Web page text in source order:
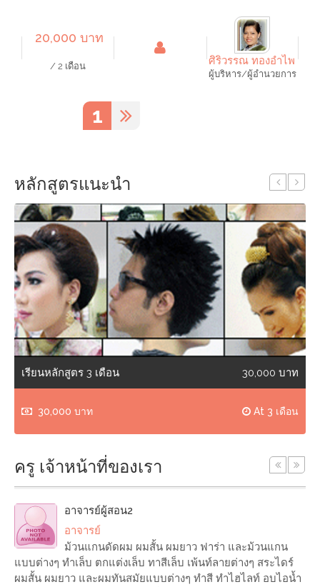
20,000 บาท
/ 2 เดือน ศิริวรรณ ทองอำไพ
ผู้บริหาร/ผู้อำนวยการ
1
หลักสูตรแนะนำ
30,000 บาท
เรียนหลักสูตร 3 เดือน
30,000 บาท At 3 เดือน
ครู เจ้าหน้าที่ของเรา
อาจารย์ผู้สอน2
อาจารย์
ม้วนแกนดัดผม ผมสั้น ผมยาว ฟาร่า และม้วนแกน
แบบต่างๆ ทำเล็บ ตกแต่งเล็บ ทาสีเล็บ เพ้นท์ลายต่างๆ สระไดร์
ผมสั้น ผมยาว และผมทันสมัยแบบต่างๆ ทำสี ทำไฮไลท์ อบไอน้ำ